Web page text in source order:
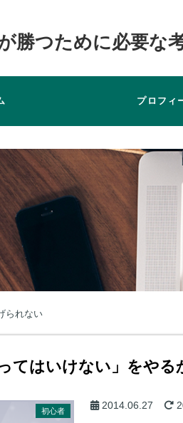
勝つために必要な
プロフィ
られない
てはいけない」をやる
初心者 2014.06.27